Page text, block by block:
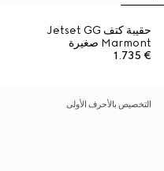
حقيبة كتف Jetset GG
Marmont صغيرة
€ 1.735
التخصيص بالأحرف الأولى